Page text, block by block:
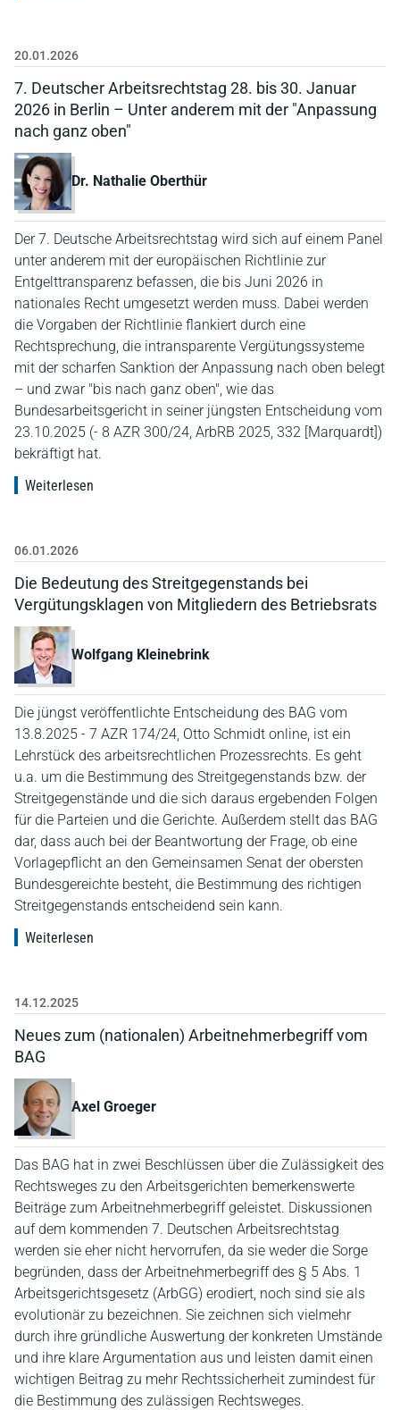
20.01.2026
7. Deutscher Arbeitsrechtstag 28. bis 30. Januar
2026 in Berlin – Unter anderem mit der "Anpassung
nach ganz oben"
Dr. Nathalie Oberthür
Der 7. Deutsche Arbeitsrechtstag wird sich auf einem Panel
unter anderem mit der europäischen Richtlinie zur
Entgelttransparenz befassen, die bis Juni 2026 in
nationales Recht umgesetzt werden muss. Dabei werden
die Vorgaben der Richtlinie flankiert durch eine
Rechtsprechung, die intransparente Vergütungssysteme
mit der scharfen Sanktion der Anpassung nach oben belegt
– und zwar "bis nach ganz oben", wie das
Bundesarbeitsgericht in seiner jüngsten Entscheidung vom
23.10.2025 (- 8 AZR 300/24, ArbRB 2025, 332 [Marquardt])
bekräftigt hat.
Weiterlesen
06.01.2026
Die Bedeutung des Streitgegenstands bei
Vergütungsklagen von Mitgliedern des Betriebsrats
Wolfgang Kleinebrink
Die jüngst veröffentlichte Entscheidung des BAG vom
13.8.2025 - 7 AZR 174/24, Otto Schmidt online, ist ein
Lehrstück des arbeitsrechtlichen Prozessrechts. Es geht
u.a. um die Bestimmung des Streitgegenstands bzw. der
Streitgegenstände und die sich daraus ergebenden Folgen
für die Parteien und die Gerichte. Außerdem stellt das BAG
dar, dass auch bei der Beantwortung der Frage, ob eine
Vorlagepflicht an den Gemeinsamen Senat der obersten
Bundesgereichte besteht, die Bestimmung des richtigen
Streitgegenstands entscheidend sein kann.
Weiterlesen
14.12.2025
Neues zum (nationalen) Arbeitnehmerbegriff vom
BAG
Axel Groeger
Das BAG hat in zwei Beschlüssen über die Zulässigkeit des
Rechtsweges zu den Arbeitsgerichten bemerkenswerte
Beiträge zum Arbeitnehmerbegriff geleistet. Diskussionen
auf dem kommenden 7. Deutschen Arbeitsrechtstag
werden sie eher nicht hervorrufen, da sie weder die Sorge
begründen, dass der Arbeitnehmerbegriff des § 5 Abs. 1
Arbeitsgerichtsgesetz (ArbGG) erodiert, noch sind sie als
evolutionär zu bezeichnen. Sie zeichnen sich vielmehr
durch ihre gründliche Auswertung der konkreten Umstände
und ihre klare Argumentation aus und leisten damit einen
wichtigen Beitrag zu mehr Rechtssicherheit zumindest für
die Bestimmung des zulässigen Rechtsweges.